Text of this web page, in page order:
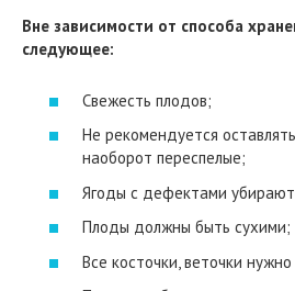
Вне зависимости от способа
следующее:
Свежесть плодов;
Не рекомендуется
наоборот переспелые;
Ягоды с дефектами
Плоды должны быть сухими;
Все косточки, веточки